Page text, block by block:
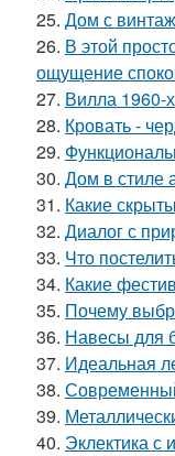
25. Дом с
26. В этой
ощущение
27. Вилла 1960-
28. Кровать -
29.
30. Дом в стиле
31. Какие
32. Диалог с
33. Что
34. Какие
35. Почему
36. Навесы для
37. Идеальная
38.
39.
40. Эклектика с